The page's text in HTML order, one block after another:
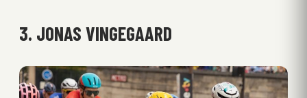
3. JONAS VINGEGAARD